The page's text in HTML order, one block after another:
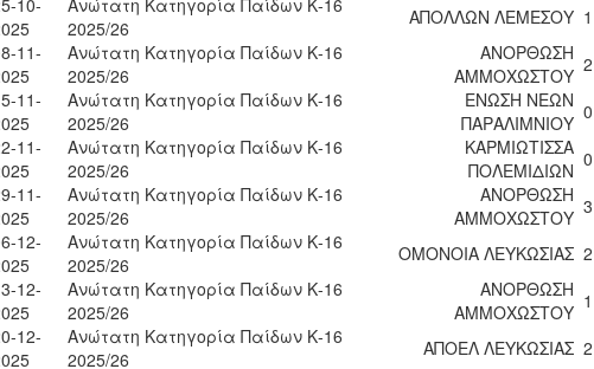
2025/26
ΑΠΟΛΛΩΝ ΛΕΜΕΣΟΥ 1
11-
Ανώτατη Κατηγορία Παίδων Κ-16
2025/26
ΑΝΟΡΘΩΣΗ
ΑΜΜΟΧΩΣΤΟΥ 2
11-
Ανώτατη Κατηγορία Παίδων Κ-16
2025/26
ΕΝΩΣΗ ΝΕΩΝ
ΠΑΡΑΛΙΜΝΙΟΥ 0
11-
Ανώτατη Κατηγορία Παίδων Κ-16
2025/26
ΚΑΡΜΙΩΤΙΣΣΑ
ΠΟΛΕΜΙΔΙΩΝ 0
11-
Ανώτατη Κατηγορία Παίδων Κ-16
2025/26
ΑΝΟΡΘΩΣΗ
ΑΜΜΟΧΩΣΤΟΥ 3
12-
Ανώτατη Κατηγορία Παίδων Κ-16
2025/26
ΟΜΟΝΟΙΑ ΛΕΥΚΩΣΙΑΣ 2
12-
Ανώτατη Κατηγορία Παίδων Κ-16
2025/26
ΑΝΟΡΘΩΣΗ
ΑΜΜΟΧΩΣΤΟΥ 1
12-
Ανώτατη Κατηγορία Παίδων Κ-16
2025/26
ΑΠΟΕΛ ΛΕΥΚΩΣΙΑΣ 2